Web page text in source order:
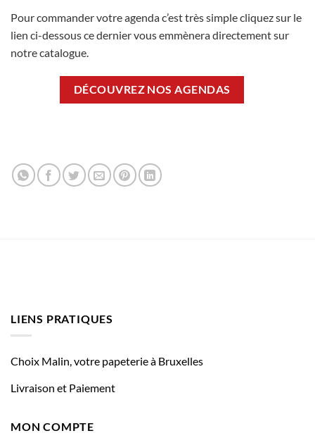
Pour commander votre agenda c’est très simple cliquez sur le
lien ci-dessous ce dernier vous emmènera directement sur
notre catalogue.
DÉCOUVREZ NOS AGENDAS
LIENS PRATIQUES
Choix Malin, votre papeterie à Bruxelles
Livraison et Paiement
MON COMPTE